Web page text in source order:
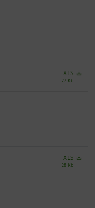
XLS
27 Kb
XLS
28 Kb